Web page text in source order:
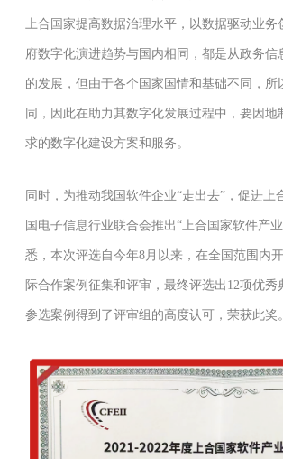
上合国家提高数据治理水平，以数据驱动业
府数字化演进趋势与国内相同，都是从政务信
的发展，但由于各个国家国情和基础不同，所
同，因此在助力其数字化发展过程中，要因
求的数字化建设方案和服务。
同时，为推动我国软件企业“走出去”，促进上
国电子信息行业联合会推出“上合国家软件产
悉，本次评选自今年8月以来，在全国范围内
际合作案例征集和评审，最终评选出12项优
参选案例得到了评审组的高度认可，荣获此奖。